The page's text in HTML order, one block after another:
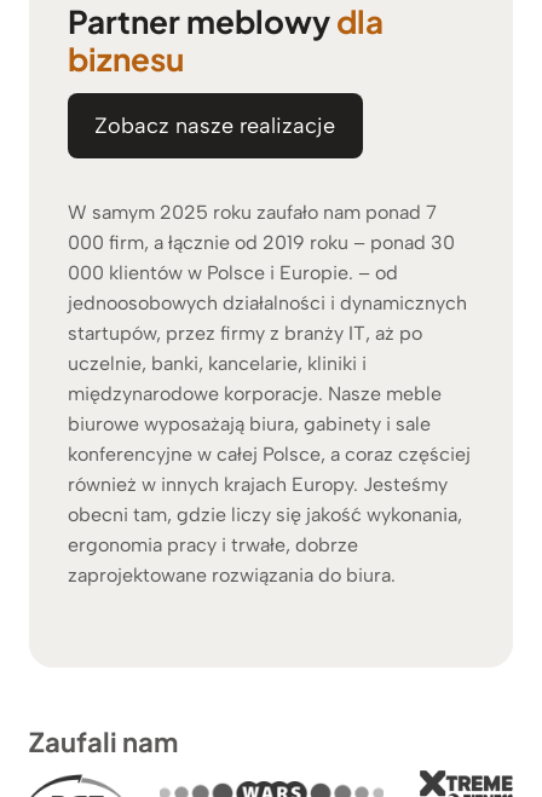
Partner meblowydla
biznesu
Zobacz nasze realizacje
W samym 2025 roku zaufało nam ponad 7
000 firm, a łącznie od 2019 roku – ponad 30
000 klientów w Polsce i Europie. – od
jednoosobowych działalności i dynamicznych
startupów, przez firmy z branży IT, aż po
uczelnie, banki, kancelarie, kliniki i
międzynarodowe korporacje. Nasze meble
biurowe wyposażają biura, gabinety i sale
konferencyjne w całej Polsce, a coraz częściej
również w innych krajach Europy. Jesteśmy
obecni tam, gdzie liczy się jakość wykonania,
ergonomia pracy i trwałe, dobrze
zaprojektowane rozwiązania do biura.
Zaufali nam